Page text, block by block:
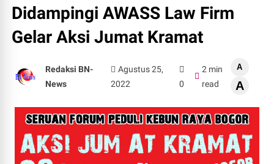
Didampingi AWASS Law Firm
Gelar Aksi Jumat Kramat
Redaksi BN-
News
Agustus 25,
2022
0
2 min
read
A
A